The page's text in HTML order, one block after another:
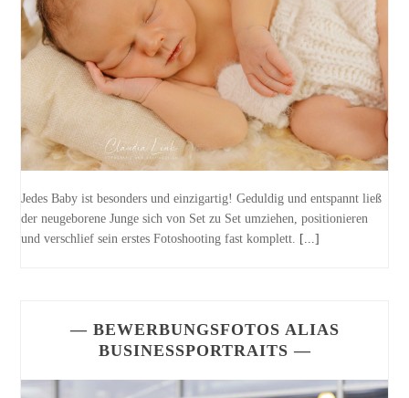
Jedes Baby ist besonders und einzigartig! Geduldig und entspannt ließ
der neugeborene Junge sich von Set zu Set umziehen, positionieren
und verschlief sein erstes Fotoshooting fast komplett. [...]
— BEWERBUNGSFOTOS ALIAS
BUSINESSPORTRAITS —